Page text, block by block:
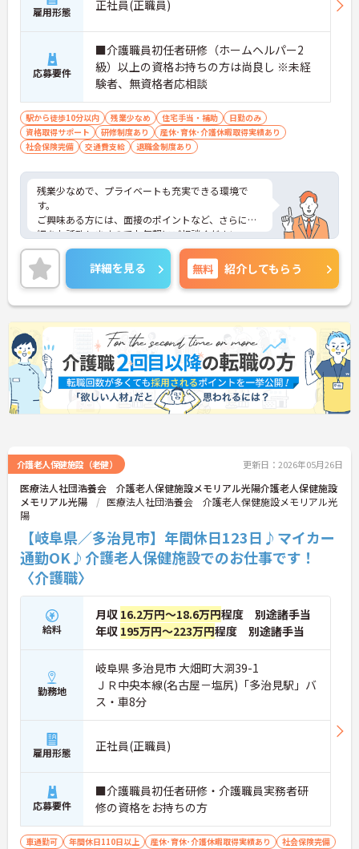
雇用形態 正社員(正職員)
応募要件
■介護職員初任者研修（ホームヘルパー2
級）以上の資格お持ちの方は尚良し ※未経
験者、無資格者応相談
駅から徒歩10分以内 残業少なめ 住宅手当・補助
日勤のみ
資格取得サポート
研修制度あり
産休･育休･介護休暇取得実績あり
社会保険完備
交通費支給 退職金制度あり
残業少なめで、プライベートも充実できる環境で
す。
ご興味ある方には、面接のポイントなど、さらに詳
細をお話致しますのでお気軽にご相談ください。
詳細を見る 無料 紹介してもらう
介護老人保健施設（老健） 更新日：2026年05月26日
医療法人社団浩養会 介護老人保健施設メモリアル光陽介護老人保健施設
メモリアル光陽
医療法人社団浩養会 介護老人保健施設メモリアル光
陽
【岐阜県／多治見市】年間休日123日♪マイカー
通勤OK♪介護老人保健施設でのお仕事です！
〈介護職〉
給料
月収 16.2万円～18.6万円程度 別途諸手当
年収 195万円～223万円程度 別途諸手当
勤務地
岐阜県 多治見市 大畑町大洞39-1
ＪＲ中央本線(名古屋－塩尻)「多治見駅」バ
ス・車8分
雇用形態 正社員(正職員)
応募要件
■介護職員初任者研修・介護職員実務者研
修の資格をお持ちの方
車通勤可 年間休日110日以上 産休･育休･介護休暇取得実績あり
社会保険完備